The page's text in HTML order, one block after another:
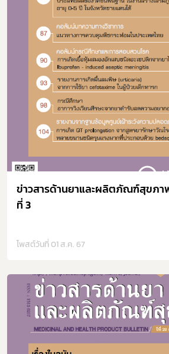
ข่าวสารด้านยาและผลิตภัณฑ์สุขภ
ที่ 3
โพสต์วันที่ 01 ส.ค. 67